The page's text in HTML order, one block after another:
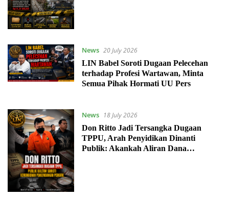
News 20 July 2026
LIN Babel Soroti Dugaan Pelecehan
terhadap Profesi Wartawan, Minta
Semua Pihak Hormati UU Pers
News
18 July 2026
Don Ritto Jadi Tersangka Dugaan
TPPU, Arah Penyidikan Dinanti
Publik: Akankah Aliran Dana